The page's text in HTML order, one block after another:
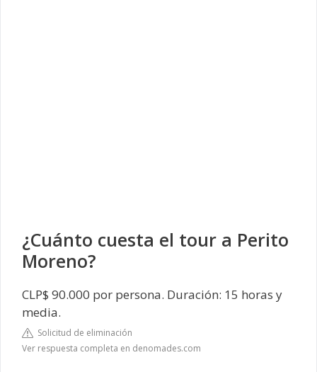
¿Cuánto cuesta el tour a Perito
Moreno?
CLP$ 90.000 por persona. Duración: 15 horas y
media.
Solicitud de eliminación
Ver respuesta completa en denomades.com